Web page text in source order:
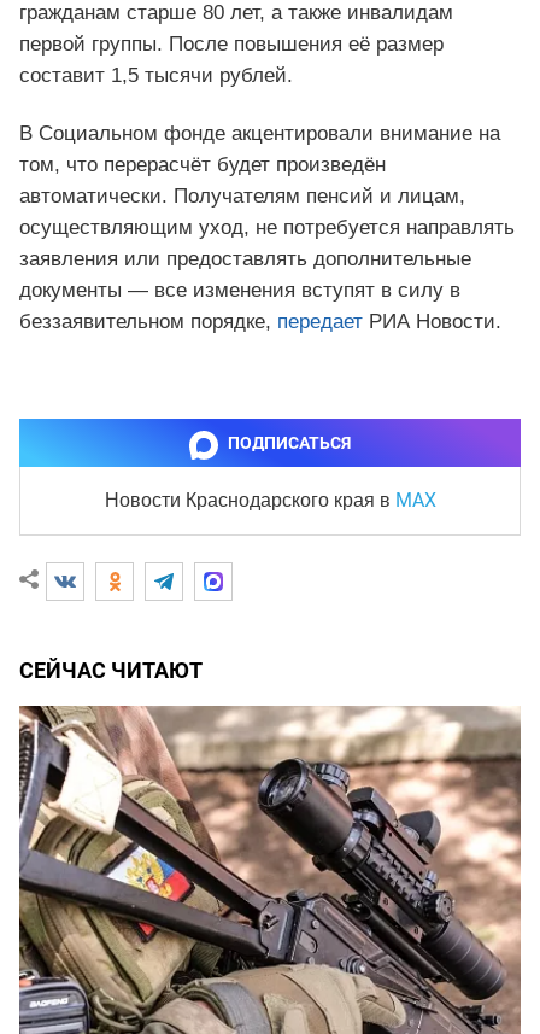
гражданам старше 80 лет, а также инвалидам
первой группы. После повышения её размер
составит 1,5 тысячи рублей.
В Социальном фонде акцентировали внимание на
том, что перерасчёт будет произведён
автоматически. Получателям пенсий и лицам,
осуществляющим уход, не потребуется направлять
заявления или предоставлять дополнительные
документы — все изменения вступят в силу в
беззаявительном порядке, передает РИА Новости.
ПОДПИСАТЬСЯ
Новости Краснодарского края в MAX
СЕЙЧАС ЧИТАЮТ